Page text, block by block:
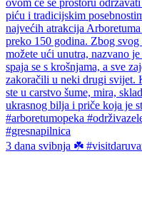
3 dana svibnja ☘️